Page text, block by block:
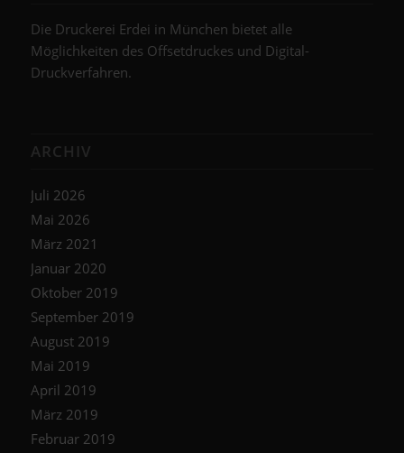
Die Druckerei Erdei in München bietet alle
Möglichkeiten des Offsetdruckes und Digital-
Druckverfahren.
ARCHIV
Juli 2026
Mai 2026
März 2021
Januar 2020
Oktober 2019
September 2019
August 2019
Mai 2019
April 2019
März 2019
Februar 2019